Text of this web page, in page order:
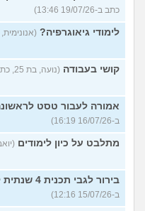
כתב ב-19/07/26 13:46)
לימודי גיאוגרפיה? (אנונימית, בת 19, כתבה ב-19/
קושי בעבודה (נועה, בת 25, כתבה ב-16/07/26 16:28)
אמורה לעבור טסט
ב-16/07/26 16:19)
מתלבט על כיון לימודים (יואב, בן 27,
בירור לגבי תכנית 4 שנתית לרפואה
ב-15/07/26 12:16)